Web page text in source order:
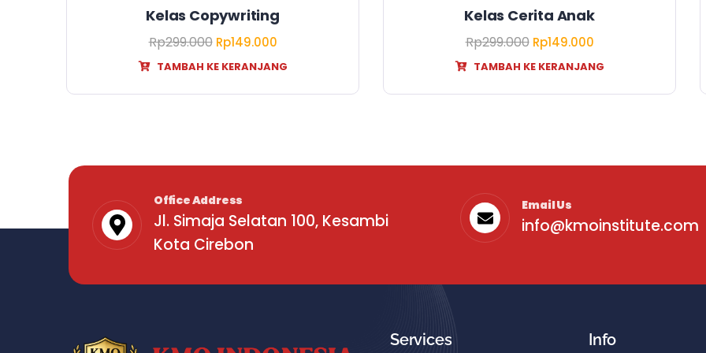
Kelas Copywriting
Rp149.000
TAMBAH KE KERANJANG
Kelas Cerita Anak
Rp149.000
TAMBAH KE KERANJANG
Office Address
Jl. Simaja Selatan 100, Kesambi
Kota Cirebon
Email Us
info@kmoinstitute.com
Services Info